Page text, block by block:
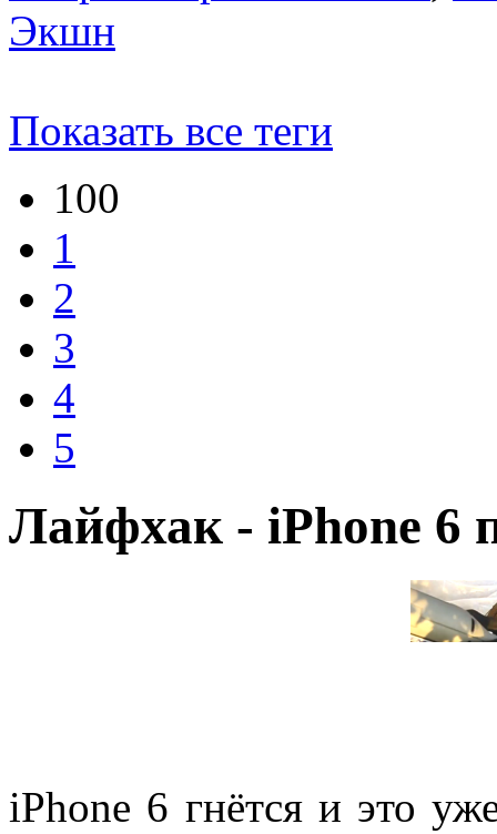
Экшн
Показать все теги
100
1
2
3
4
5
Лайфхак - iPhone 6
iPhone 6 гнётся и это